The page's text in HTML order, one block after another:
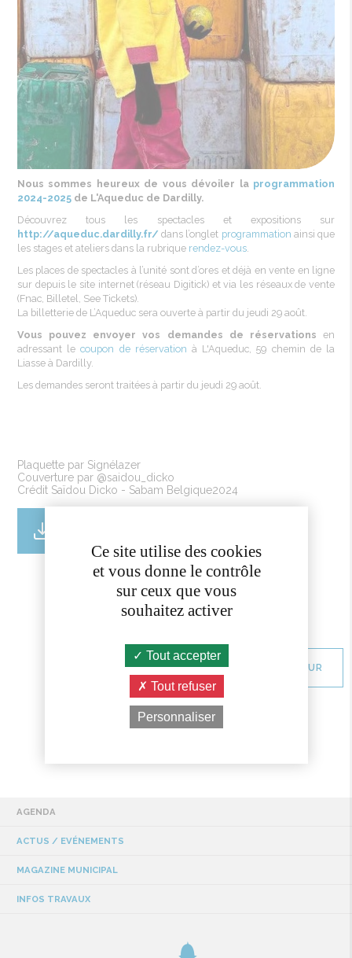
Nous sommes heureuxde vous dévoiler la programmation
2024-2025de L'Aqueduc de Dardilly.
Découvreztous les spectacles et expositions sur
http://aqueduc.dardilly.fr/ dans l’onglet programmation ainsi que
lesstages et ateliers dans la rubrique rendez-vous.
Les places de spectacles à l’unité sont d’ores et déjà en vente en ligne
sur depuisle site internet (réseau Digitick) et via les réseaux de vente
(Fnac, Billetel, See Tickets).
La billetteriede L’Aqueducsera ouverteà partirdu jeudi 29 août.
Vous
pouvez envoyer vos demandes de réservations en
adressantlecoupon de réservation à L'Aqueduc, 59 chemin de la
Liasse à Dardilly.
Les demandes seront traitéesà partirdu jeudi 29 août.
Plaquettepar Signélazer
Couverturepar @saidou_dicko
Crédit Saïdou Dicko - Sabam Belgique2024
RETOUR
AGENDA
ACTUS / EVÉNEMENTS
MAGAZINE MUNICIPAL
INFOS TRAVAUX
Ce site utilise des cookies
et vous donne le contrôle
sur ceux que vous
souhaitez activer
Tout accepter
Tout refuser
Personnaliser